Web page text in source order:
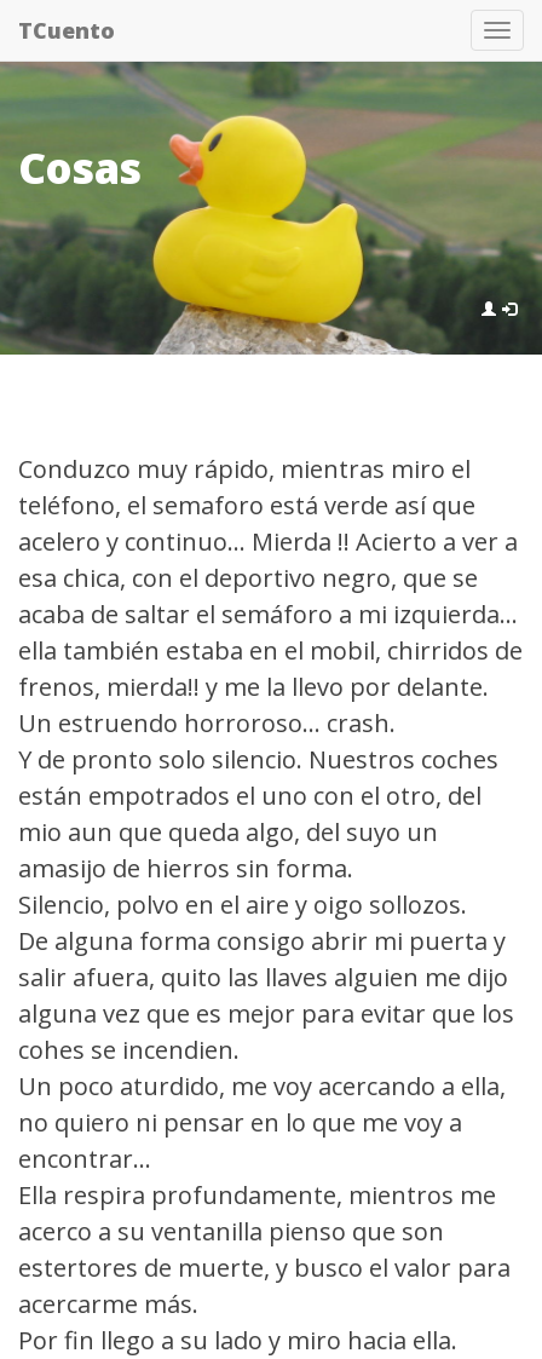
Pasar
contenido
principal
TCuento
Cosas
Conduzco muy rápido, mientras miro el
teléfono, el semaforo está verde así que
acelero y continuo... Mierda !! Acierto a ver a
esa chica, con el deportivo negro, que se
acaba de saltar el semáforo a mi izquierda...
ella también estaba en el mobil, chirridos de
frenos, mierda!! y me la llevo por delante.
Un estruendo horroroso... crash.
Y de pronto solo silencio. Nuestros coches
están empotrados el uno con el otro, del
mio aun que queda algo, del suyo un
amasijo de hierros sin forma.
Silencio, polvo en el aire y oigo sollozos.
De alguna forma consigo abrir mi puerta y
salir afuera, quito las llaves alguien me dijo
alguna vez que es mejor para evitar que los
cohes se incendien.
Un poco aturdido, me voy acercando a ella,
no quiero ni pensar en lo que me voy a
encontrar...
Ella respira profundamente, mientros me
acerco a su ventanilla pienso que son
estertores de muerte, y busco el valor para
acercarme más.
Por fin llego a su lado y miro hacia ella.